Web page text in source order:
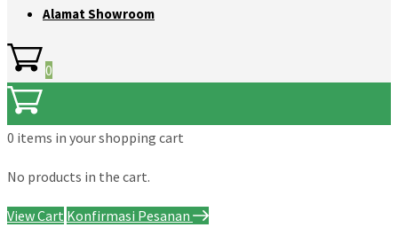
Alamat Showroom
0
0 items in your shopping cart
No products in the cart.
View Cart Konfirmasi Pesanan